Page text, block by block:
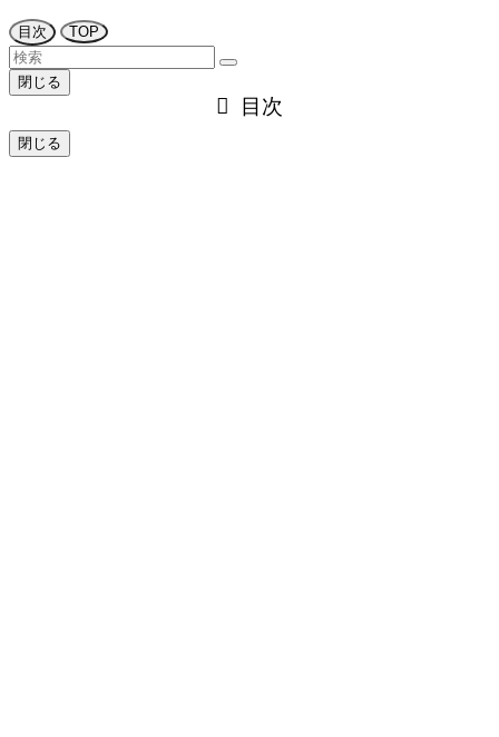
目次 TOP
閉じる
目次
閉じる